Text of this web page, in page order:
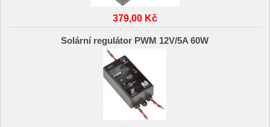
379,00 Kč
Solární regulátor PWM 12V/5A 60W